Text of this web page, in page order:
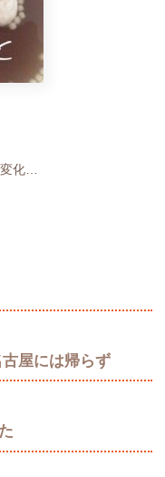
化…
屋には帰らず